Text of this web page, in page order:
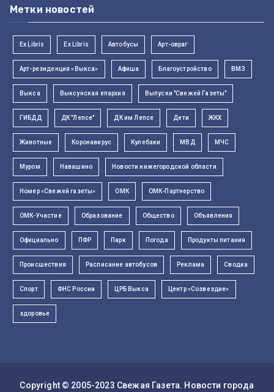
Метки новостей
Ex Libris Ex Libris Автобусы Арт-овраг
Арт-резиденция «Выкса» Афиша Благоустройство ВМЗ
Выкса Выксунская епархия Выпуски "Свежей Газеты"
ГИБДД ДК "Лепсе" ДК им Лепсе Дети ЖКХ
Животные Коронавирус Кулебаки МВД МЧС
Муром Навашино Новости нижегородской области
Номер «Свежей газеты» ОМК ОМК-Партнерство
ОМК-Участие Образование Общество Объявления
Официально ПФР Парк Погода Продукты питания
Происшествия Расписание автобусов Реклама Сводка
Спорт ФНС России ЦРБ Выкса Центр «Созвездие»
здоровье
Copyright © 2005-2023 Свежая Газета. Новости города